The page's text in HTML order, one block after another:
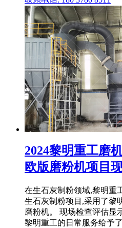
2024黎明重工磨
欧版磨粉机项目
在生石灰制粉领域,黎明重
生石灰制粉项目,采用了黎
磨粉机。 现场检查评估显
黎明重工的日常服务给予